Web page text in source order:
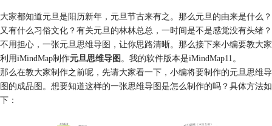
大家都知道元旦是阳历新年，元旦节古来有之。那么元旦的由来是什么？
又有什么习俗文化？有关元旦的林林总总，一时间是不是感觉没有头绪？
不用担心，一张元旦思维导图，让你思路清晰。那么接下来小编要教大家
利用iMindMap制作元旦思维导图 。我的软件版本是iMindMap11。
那么在教大家制作之前呢，先请大家看一下，小编将要制作的元旦思维导
图的成品图。想要知道这样的一张思维导图是怎么制作的吗？具体方法如
下：